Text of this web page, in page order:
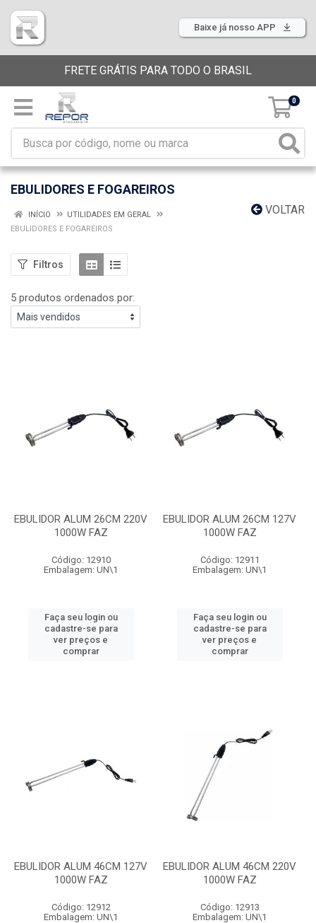
Baixe já nosso APP
FRETE GRÁTIS PARA TODO O BRASIL
0
EBULIDORES E FOGAREIROS
VOLTAR
INÍCIO
UTILIDADES EM GERAL
EBULIDORES E FOGAREIROS
Filtros
5 produtos ordenados por:
EBULIDOR ALUM 26CM 220V
1000W FAZ
Código: 12910
Embalagem: UN\1
Faça seu login ou
cadastre-se para
ver preços e
comprar
EBULIDOR ALUM 26CM 127V
1000W FAZ
Código: 12911
Embalagem: UN\1
Faça seu login ou
cadastre-se para
ver preços e
comprar
EBULIDOR ALUM 46CM 127V
1000W FAZ
Código: 12912
Embalagem: UN\1
EBULIDOR ALUM 46CM 220V
1000W FAZ
Código: 12913
Embalagem: UN\1